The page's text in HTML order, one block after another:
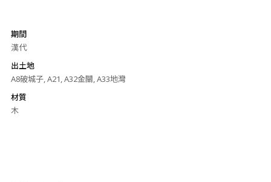
期間
漢代
出土地
A8破城子, A21, A32金關, A33地灣
材質
木